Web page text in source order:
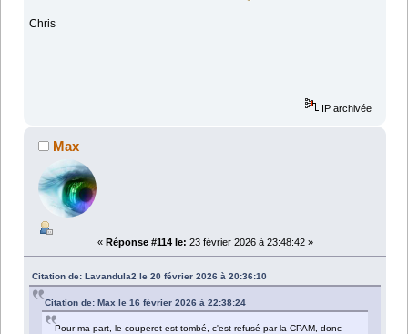
Chris
IP archivée
Max
« Réponse #114 le: 23 février 2026 à 23:48:42 »
Citation de: Lavandula2 le 20 février 2026 à 20:36:10
Citation de: Max le 16 février 2026 à 22:38:24
Pour ma part, le couperet est tombé, c'est refusé par la CPAM, donc